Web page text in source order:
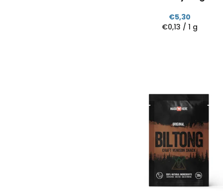
€5,30
Jednotková
€0,13 / 1 g